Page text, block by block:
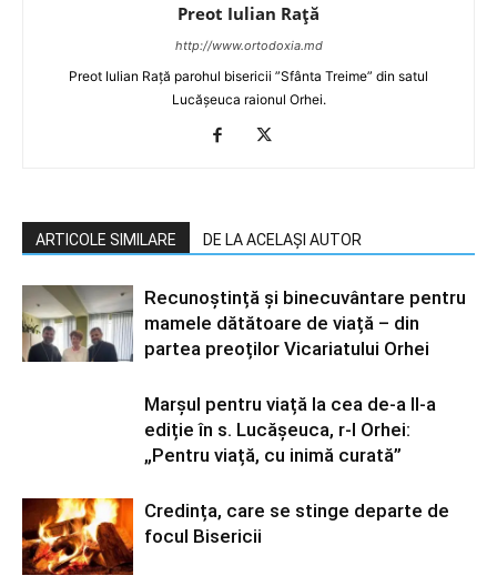
Preot Iulian Raţă
http://www.ortodoxia.md
Preot Iulian Rață parohul bisericii ”Sfânta Treime” din satul
Lucășeuca raionul Orhei.
ARTICOLE SIMILARE DE LA ACELAȘI AUTOR
Recunoștință și binecuvântare pentru
mamele dătătoare de viață – din
partea preoților Vicariatului Orhei
Marșul pentru viață la cea de-a II-a
ediție în s. Lucășeuca, r-l Orhei:
„Pentru viață, cu inimă curată”
Credința, care se stinge departe de
focul Bisericii